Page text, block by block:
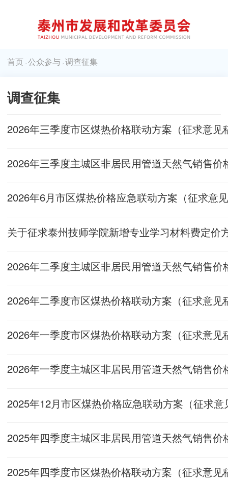
首页 >公众参与 > 调查征集
调查征集
2026年三季度市区煤热价格联动方案（征求意见
2026年6月市区煤热价格应急联动方案（征求意
2026年二季度市区煤热价格联动方案（征求意见
2026年一季度市区煤热价格联动方案（征求意见
2025年12月市区煤热价格应急联动方案（征求意
2025年四季度市区煤热价格联动方案（征求意见